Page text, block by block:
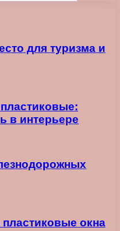
для туризма и
в интерьере
окна